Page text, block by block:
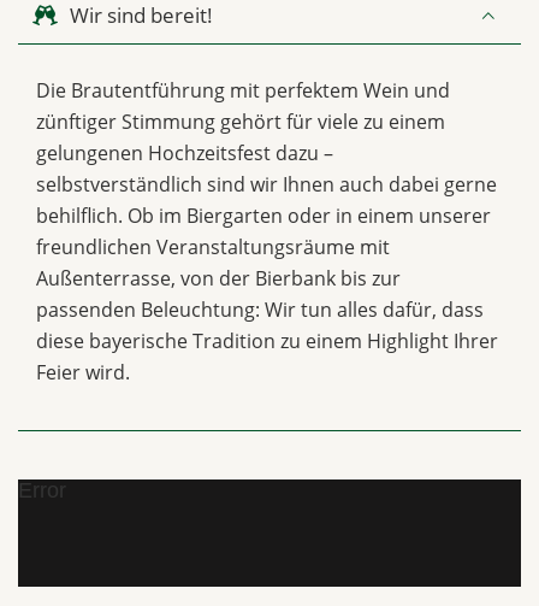
Wir sind bereit!
Die Brautentführung mit perfektem Wein und
zünftiger Stimmung gehört für viele zu einem
gelungenen Hochzeitsfest dazu –
selbstverständlich sind wir Ihnen auch dabei gerne
behilflich. Ob im Biergarten oder in einem unserer
freundlichen Veranstaltungsräume mit
Außenterrasse, von der Bierbank bis zur
passenden Beleuchtung: Wir tun alles dafür, dass
diese bayerische Tradition zu einem Highlight Ihrer
Feier wird.
Error